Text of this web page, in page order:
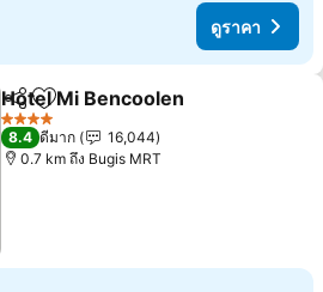
ดูราคา
แชร์ เพิ่มในรายการโปรด
Hotel Mi Bencoolen
4 ดาว
8.4 ดีมาก
16,044
0.7 km ถึง Bugis MRT